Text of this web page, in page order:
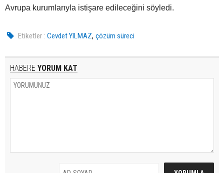
Avrupa kurumlarıyla istişare edileceğini söyledi.
Etiketler : Cevdet YILMAZ,çözüm süreci
HABERE YORUM KAT